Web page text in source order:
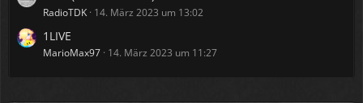
RadioTDK 14. März 2023 um 13:02
1LIVE
MarioMax97 14. März 2023 um 11:27